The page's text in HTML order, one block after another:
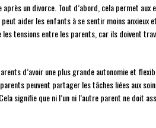
un divorce. Tout d’abord, cela permet
aider les enfants à se sentir moins anxieux
tensions entre les parents, car ils doivent
d’avoir une plus grande autonomie et
peuvent partager les tâches liées aux
signifie que ni l’un ni l’autre parent ne doit